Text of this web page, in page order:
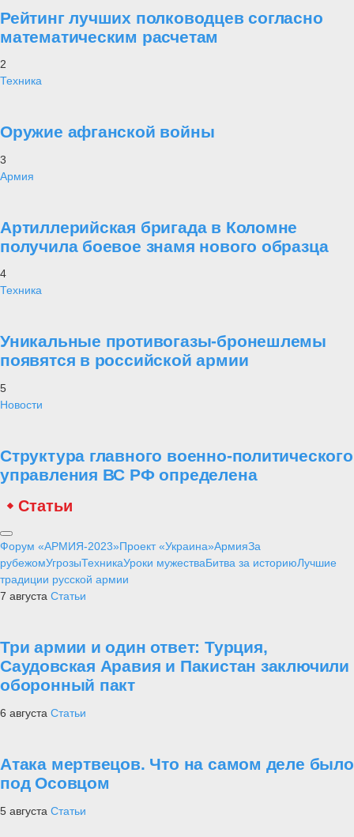
Рейтинг лучших полководцев согласно
математическим расчетам
2
Техника
Оружие афганской войны
3
Армия
Артиллерийская бригада в Коломне
получила боевое знамя нового образца
4
Техника
Уникальные противогазы-бронешлемы
появятся в российской армии
5
Новости
Структура главного военно-политического
управления ВС РФ определена
Статьи
Форум «АРМИЯ-2023»Проект «Украина»АрмияЗа
рубежомУгрозыТехникаУроки мужестваБитва за историюЛучшие
традиции русской армии
7 августа Статьи
Три армии и один ответ: Турция,
Саудовская Аравия и Пакистан заключили
оборонный пакт
6 августа Статьи
Атака мертвецов. Что на самом деле было
под Осовцом
5 августа Статьи